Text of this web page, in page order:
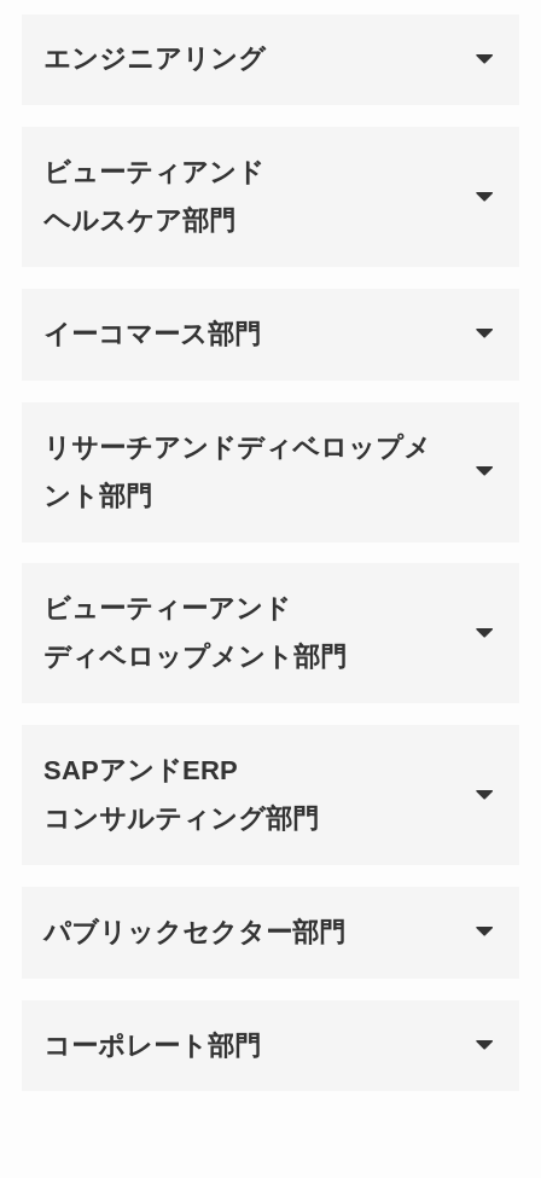
エンジニアリング
ビューティアンド
ヘルスケア部門
イーコマース部門
リサーチアンドディベロップメ
ント部門
ビューティーアンド
ディベロップメント 部門
SAPアンドERP
コンサルティング部門
パブリックセクター部門
コーポレート部門